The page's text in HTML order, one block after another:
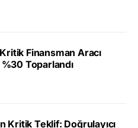
Finansman Aracı
Toparlandı
Kritik Teklif: Doğrulayıcı